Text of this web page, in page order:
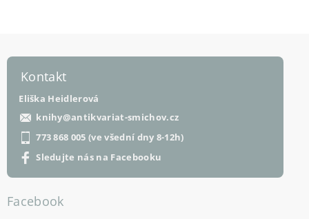
Kontakt
Eliška Heidlerová
knihy@antikvariat-smichov.cz
773 868 005 (ve všední dny 8-12h)
Sledujte nás na Facebooku
Facebook